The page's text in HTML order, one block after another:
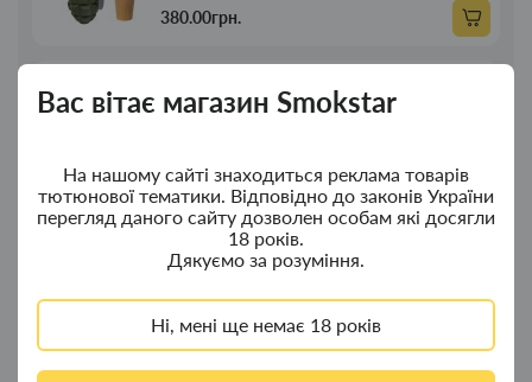
Вас вітає магазин Smokstar
На нашому сайті знаходиться реклама товарів
тютюнової тематики. Відповідно до законів України
перегляд даного сайту дозволен особам які досягли
18 років.
Дякуємо за розуміння.
Ні, мені ще немає 18 років
380.00грн.
композит
Новинка
Портсигар для сигарет Focus із USB
запальничкою на 20 сиг
Новинка Люлька для куріння дерев'яна пряма 13см